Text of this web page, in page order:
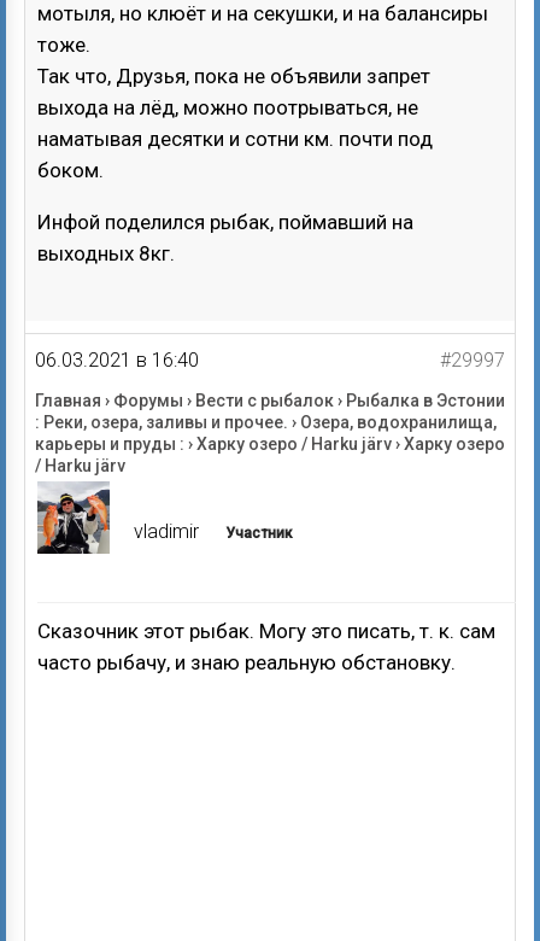
мотыля, но клюёт и на секушки, и на балансиры
тоже.
Так что, Друзья, пока не объявили запрет
выхода на лёд, можно поотрываться, не
наматывая десятки и сотни км. почти под
боком.
Инфой поделился рыбак, поймавший на
выходных 8кг.
06.03.2021 в 16:40 #29997
Главная › Форумы › Вести с рыбалок› Рыбалка в Эстонии
: Реки, озера, заливы и прочее. › Озера, водохранилища,
карьеры и пруды : ›Харку озеро / Harku järv›Харку озеро
/ Harku järv
vladimir Участник
Сказочник этот рыбак. Могу это писать, т. к. сам
часто рыбачу, и знаю реальную обстановку.